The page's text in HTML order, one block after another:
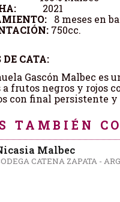
2021
8 meses en
750cc.
DE CATA:
Gascón Malbec es
a frutos negros y rojos
con final persistente y
TAMBIÉN
Malbec
CATENA ZAPATA -